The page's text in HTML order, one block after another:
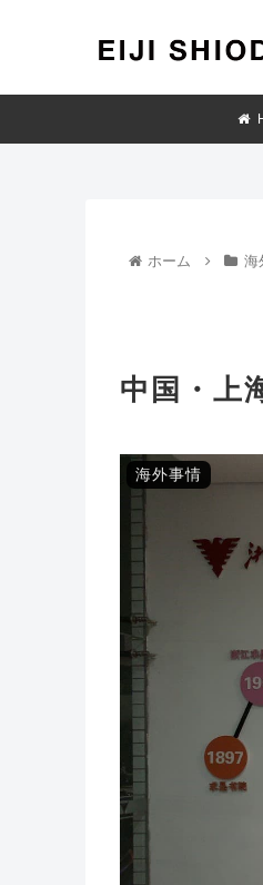
ホーム 海
中国・上
海外事情